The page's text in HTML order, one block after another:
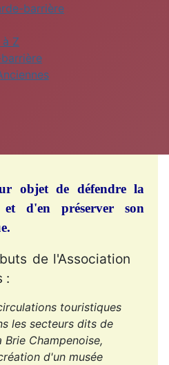
barrière
Z
objet de défendre la
d'en préserver son
de l'Association
:
touristiques
les secteurs dits de
Champenoise,
d'un musée